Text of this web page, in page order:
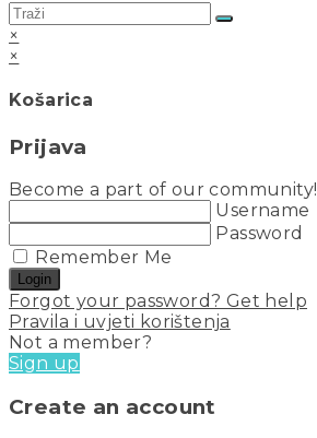
×
×
Košarica
Prijava
Become a part of our community!
Username
Password
Remember Me
Login
Forgot your password? Get help
Pravila i uvjeti korištenja
Not a member?
Sign up
Create an account